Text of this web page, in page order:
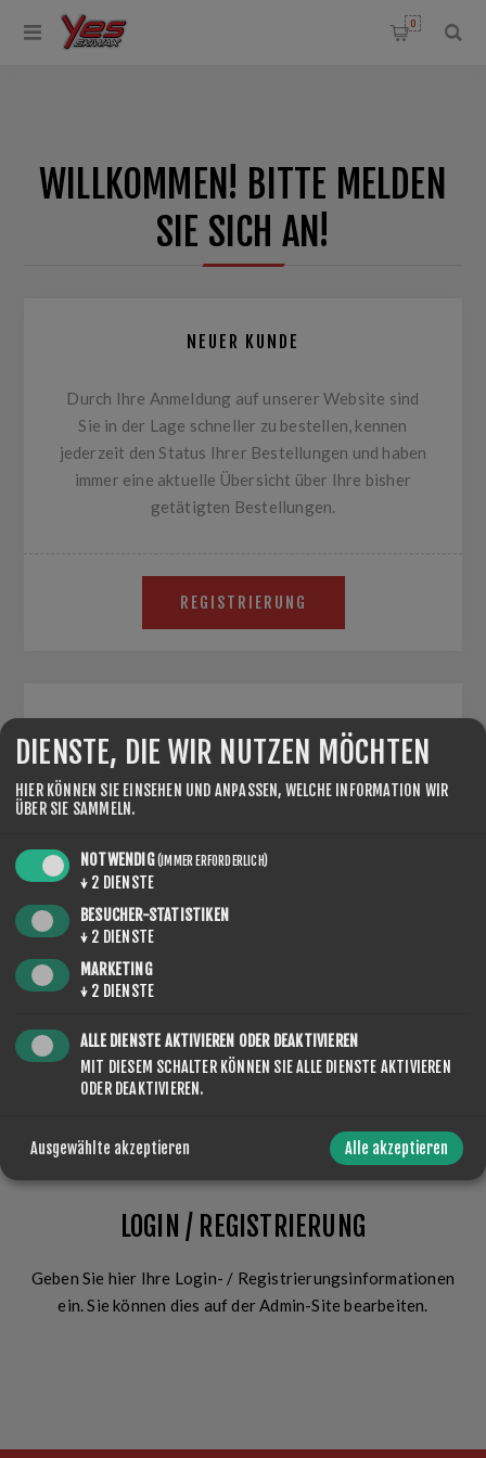
0
WILLKOMMEN! BITTE MELDEN
SIE SICH AN!
NEUER KUNDE
Durch Ihre Anmeldung auf unserer Website sind
Sie in der Lage schneller zu bestellen, kennen
jederzeit den Status Ihrer Bestellungen und haben
immer eine aktuelle Übersicht über Ihre bisher
getätigten Bestellungen.
REGISTRIERUNG
WIEDERKEHRENDER BENUTZER
E-MAIL:
PASSWORT:
Angemeldet bleiben?
LOGIN / REGISTRIERUNG
Geben Sie hier Ihre Login- / Registrierungsinformationen
ein. Sie können dies auf der Admin-Site bearbeiten.
DIENSTE, DIE WIR NUTZEN MÖCHTEN
HIER KÖNNEN SIE EINSEHEN UND ANPASSEN, WELCHE INFORMATION WIR
ÜBER SIE SAMMELN.
NOTWENDIG(IMMER ERFORDERLICH)
↓ 2 DIENSTE
BESUCHER-STATISTIKEN
↓ 2 DIENSTE
MARKETING
↓ 2 DIENSTE
ALLE DIENSTE AKTIVIEREN ODER DEAKTIVIEREN
MIT DIESEM SCHALTER KÖNNEN SIE ALLE DIENSTE AKTIVIEREN
ODER DEAKTIVIEREN.
Ausgewählte akzeptieren Alle akzeptieren